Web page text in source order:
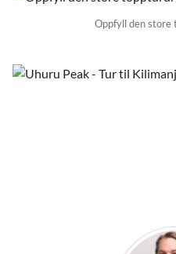
Oppfyll den store